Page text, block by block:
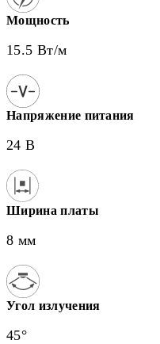
Мощность
15.5 Вт/м
Напряжение питания
24 В
Ширина платы
8 мм
Угол излучения
45°